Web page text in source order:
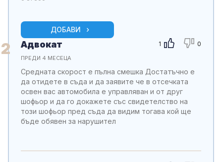
ДОБАВИ
2 1 0
Адвокат
ПРЕДИ 4 МЕСЕЦА
Средната скорост е пълна смешка Достатъчно е
да отидете в съда и да заявите че в отсечката
освен вас автомобила е управляван и от друг
шофьор и да го докажете със свидетелство на
този шофьор пред съда да видим тогава кой ще
бъде обявен за нарушител